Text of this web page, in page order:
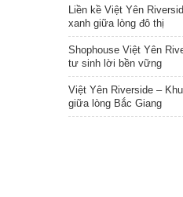
Liền kề Việt Yên
xanh giữa lòng đô thị
Shophouse Việt Yên
tư sinh lời bền vững
Việt Yên Riverside –
giữa lòng Bắc Giang